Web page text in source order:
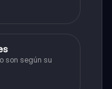
son según su